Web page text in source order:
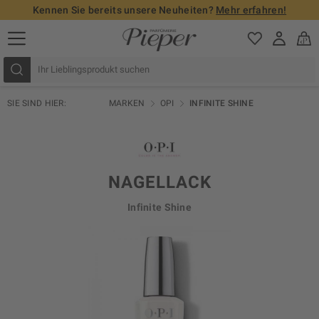
Kennen Sie bereits unsere Neuheiten? Mehr erfahren!
SIE SIND HIER: MARKEN OPI INFINITE SHINE
NAGELLACK
Infinite Shine